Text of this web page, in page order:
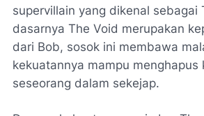
supervillain yang dikenal sebagai
dasarnya The Void merupakan
dari Bob, sosok ini membawa
kekuatannya mampu menghapus
seseorang dalam sekejap.